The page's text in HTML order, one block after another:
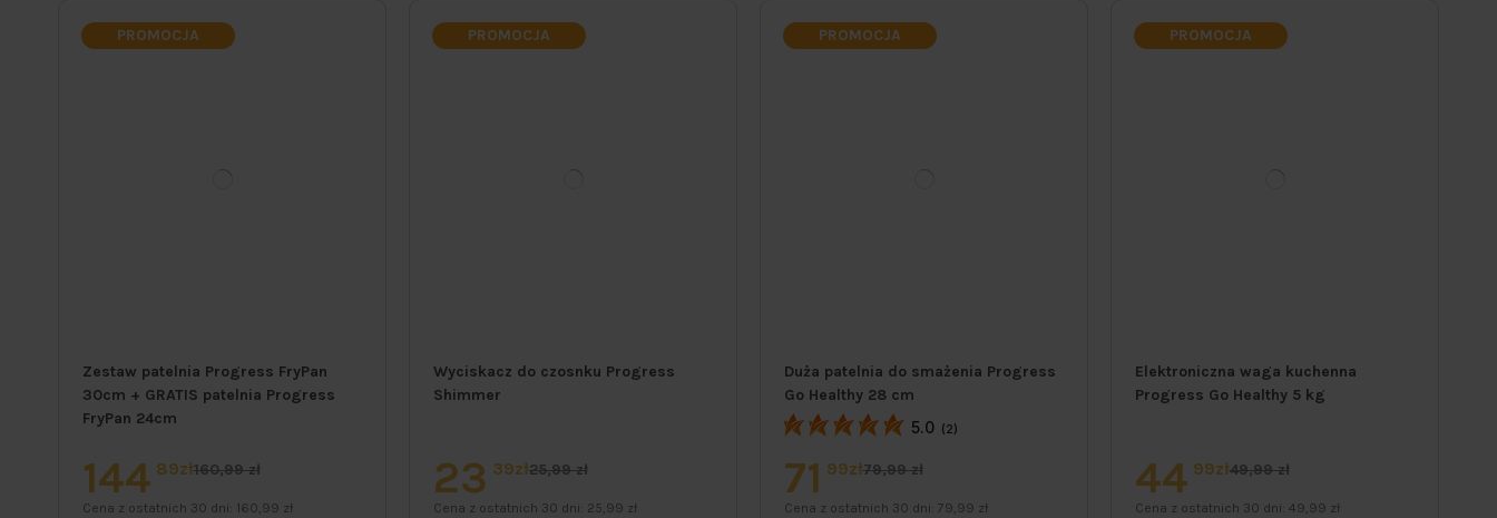
PROMOCJA
Zestaw patelnia Progress FryPan
30cm + GRATIS patelnia Progress
FryPan 24cm
144 89zł160,99 zł
Cena z ostatnich 30 dni: 160,99 zł
PROMOCJA
Wyciskacz do czosnku Progress
Shimmer
23 39zł25,99 zł
Cena z ostatnich 30 dni: 25,99 zł
PROMOCJA
Duża patelnia do smażenia Progress
Go Healthy 28 cm
5.0 (2)
71 99zł79,99 zł
Cena z ostatnich 30 dni: 79,99 zł
PROMOCJA
Elektroniczna waga kuchenna
Progress Go Healthy 5 kg
44 99zł49,99 zł
Cena z ostatnich 30 dni: 49,99 zł